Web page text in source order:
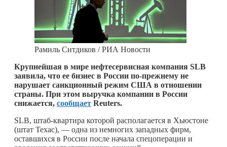
Рамиль Ситдиков / РИА Новости
Крупнейшая в мире нефтесервисная компания SLB
заявила, что ее бизнес в России по-прежнему не
нарушает санкционный режим США в отношении
страны. При этом выручка компании в России
снижается, сообщает Reuters.
SLB, штаб-квартира которой располагается в Хьюстоне
(штат Техас), — одна из немногих западных фирм,
оставшихся в России после начала спецоперации и